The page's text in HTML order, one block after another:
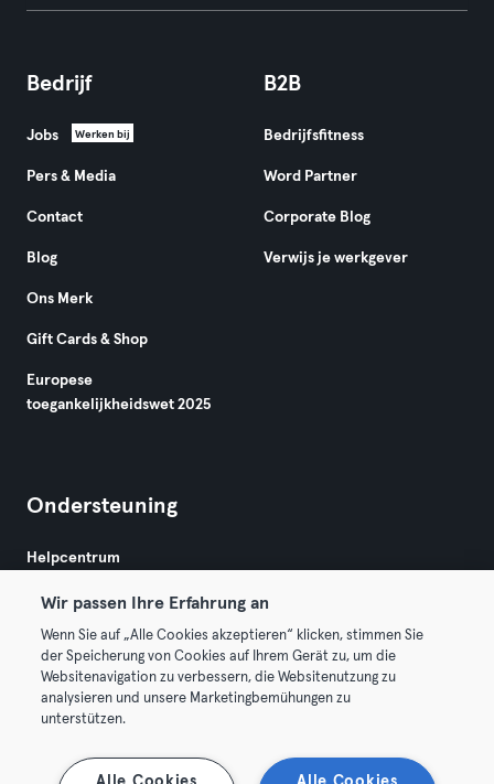
Bedrijf
Jobs Werken bij
Pers & Media
Contact
Blog
Ons Merk
Gift Cards & Shop
Europese
toegankelijkheidswet 2025
B2B
Bedrijfsfitness
Word Partner
Corporate Blog
Verwijs je werkgever
Ondersteuning
Helpcentrum
Algemene Voorwaarden
Membership opzeggen Trek hier je contract terug
Wir passen Ihre Erfahrung an
Wenn Sie auf „Alle Cookies akzeptieren“ klicken, stimmen Sie
der Speicherung von Cookies auf Ihrem Gerät zu, um die
Websitenavigation zu verbessern, die Websitenutzung zu
analysieren und unsere Marketingbemühungen zu
unterstützen.